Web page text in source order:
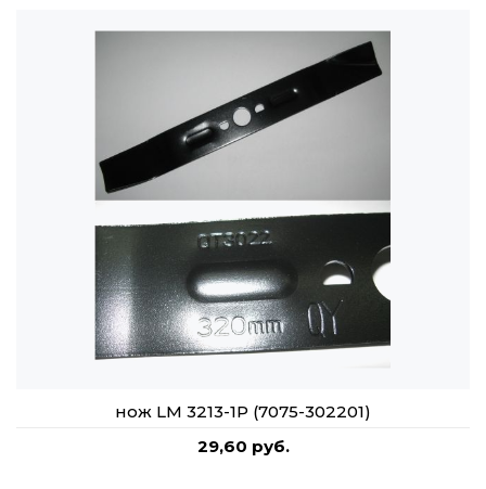
нож LM 3213-1P (7075-302201)
29,60 руб.